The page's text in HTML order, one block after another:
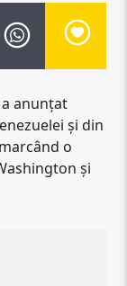
anunțat
și din
o
și